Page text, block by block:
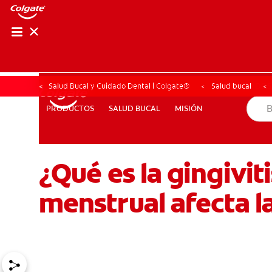
PRODUCTOS SALUD BUCAL MISIÓN
PARA PROFESIONALES CUPONES DONDE COMPRAR
PRODUCTOS SALUD BUCAL MISIÓN
CHEQUEO DE
Salud Bucal y Cuidado Dental | Colgate® Salud bucal
¿Qué es la
menstrual afecta